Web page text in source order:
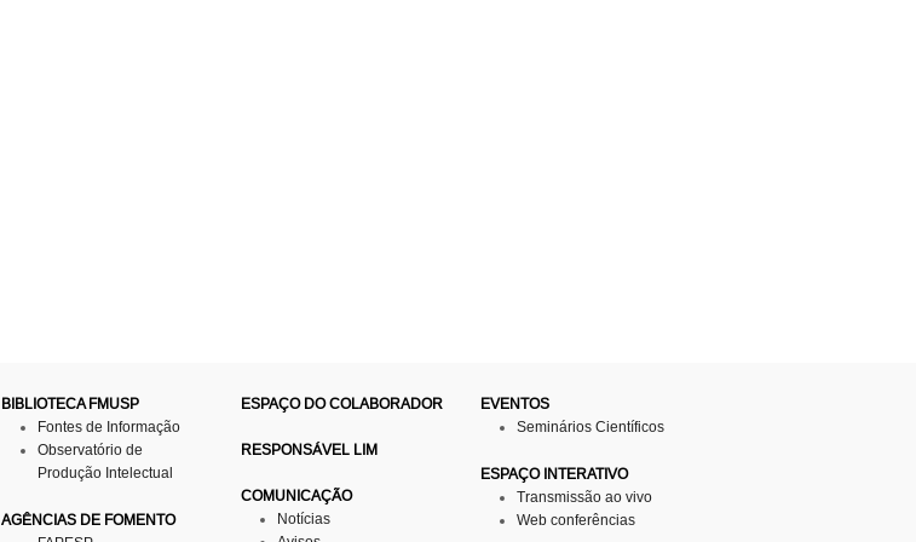
BIBLIOTECA FMUSP
Fontes de Informação
Observatório de
Produção Intelectual
AGÊNCIAS DE FOMENTO
ESPAÇO DO COLABORADOR
RESPONSÁVEL LIM
COMUNICAÇÃO
Notícias
EVENTOS
Seminários Científicos
ESPAÇO INTERATIVO
Transmissão ao vivo
Web conferências